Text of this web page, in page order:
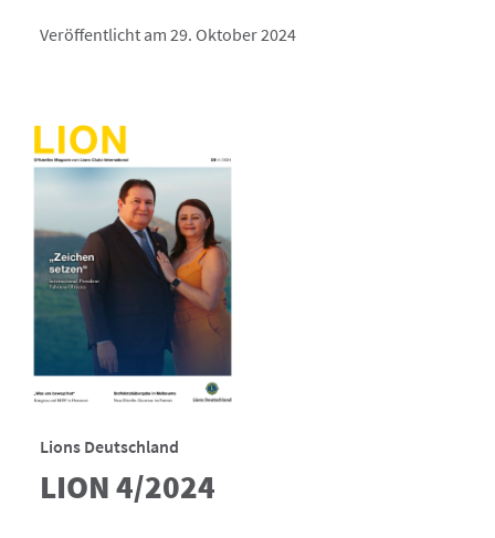
Veröffentlicht am 29. Oktober 2024
Lions Deutschland
LION 4/2024